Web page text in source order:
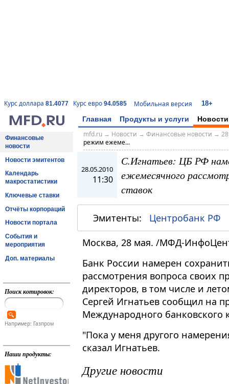
Курс доллара 81.4077 Курс евро 94.0585 Мобильная версия 18+
Главная Продукты и услуги Новости
Финансовые
новости
Новости эмитентов
Календарь
макростатистики
Ключевые ставки
Отчёты корпораций
Новости портала
События и
мероприятия
Доп. материалы
Поиск котировок:
Например: Газпром
Наши продукты:
mfd.ru→ Новости → Финансовые новости →
режим ежеме...
28.05.2010
11:30
С.Игнатьев: ЦБ РФ
ежемесячного
ставок
Эмитенты: Центробанк РФ
Москва, 28 мая. /МФД-
Банк России намерен
рассмотрения вопроса своих
директоров, в том числе и
Сергей Игнатьев сообщил на
Международного банковского
"Пока у меня другого
сказал Игнатьев.
Другие новости